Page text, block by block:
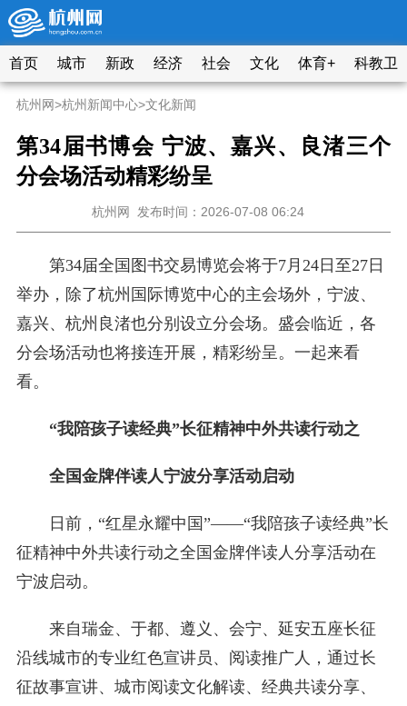
首页 城市 新政 经济 社会 文化 体育+ 科教卫
杭州网>杭州新闻中心>文化新闻
第34届书博会 宁波、嘉兴、良渚三个
分会场活动精彩纷呈
杭州网 发布时间：2026-07-08 06:24
第34届全国图书交易博览会将于7月24日至27日
举办，除了杭州国际博览中心的主会场外，宁波、
嘉兴、杭州良渚也分别设立分会场。盛会临近，各
分会场活动也将接连开展，精彩纷呈。一起来看
看。
“我陪孩子读经典”长征精神中外共读行动之
全国金牌伴读人宁波分享活动启动
日前，“红星永耀中国”——“我陪孩子读经典”长
征精神中外共读行动之全国金牌伴读人分享活动在
宁波启动。
来自瑞金、于都、遵义、会宁、延安五座长征
沿线城市的专业红色宣讲员、阅读推广人，通过长
征故事宣讲、城市阅读文化解读、经典共读分享、